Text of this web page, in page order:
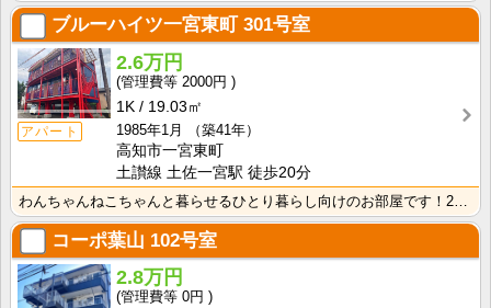
ブルーハイツ一宮東町 301号室
アパート
2.6万円
2000円
1K
19.03㎡
1985年1月
（築41年）
高知市一宮東町
土讃線 土佐一宮駅 徒歩20分
コーポ葉山 102号室
2.8万円
0円